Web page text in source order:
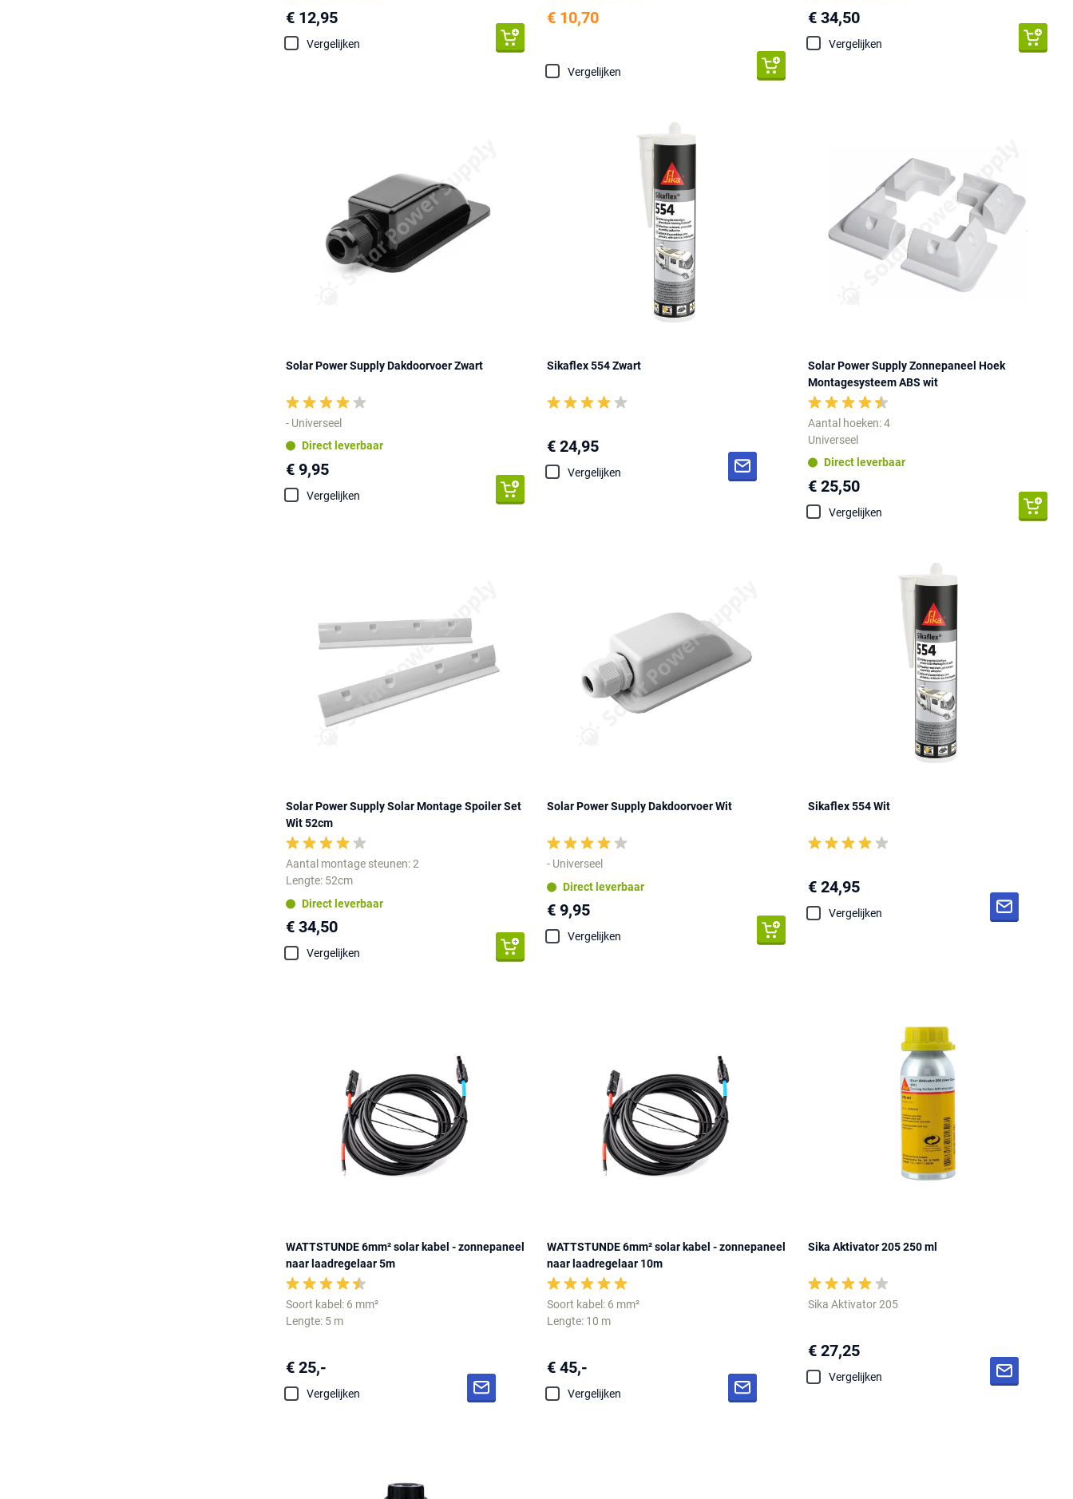
€ 12,95
Vergelijken
€ 10,70
Vergelijken
€ 34,50
Vergelijken
Solar Power Supply Dakdoorvoer Zwart
- Universeel
Direct leverbaar
€ 9,95
Vergelijken
Sikaflex 554 Zwart
€ 24,95
Vergelijken
Solar Power Supply Zonnepaneel Hoek
Montagesysteem ABS wit
Aantal hoeken: 4
Universeel
Direct leverbaar
€ 25,50
Vergelijken
Solar Power Supply Solar Montage Spoiler Set
Wit 52cm
Aantal montage steunen: 2
Lengte: 52cm
Direct leverbaar
€ 34,50
Vergelijken
Solar Power Supply Dakdoorvoer Wit
- Universeel
Direct leverbaar
€ 9,95
Vergelijken
Sikaflex 554 Wit
€ 24,95
Vergelijken
WATTSTUNDE 6mm² solar kabel - zonnepaneel
naar laadregelaar 5m
Soort kabel: 6 mm²
Lengte: 5 m
€ 25,-
Vergelijken
WATTSTUNDE 6mm² solar kabel - zonnepaneel
naar laadregelaar 10m
Soort kabel: 6 mm²
Lengte: 10 m
€ 45,-
Vergelijken
Sika Aktivator 205 250 ml
Sika Aktivator 205
€ 27,25
Vergelijken